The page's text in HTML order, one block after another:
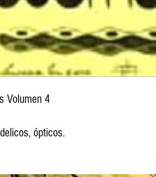
Volumen 4
ópticos.